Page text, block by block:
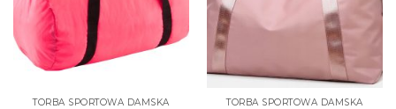
TORBA SPORTOWA DAMSKA TORBA SPORTOWA DAMSKA